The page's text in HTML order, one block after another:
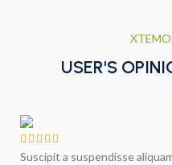
USER'S
Suscipit a suspendisse